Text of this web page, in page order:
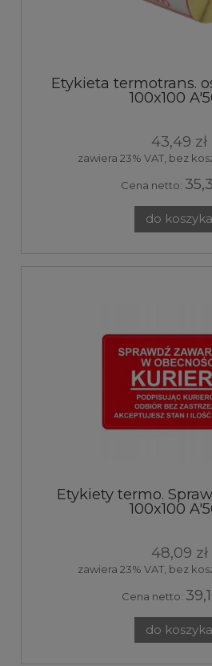
Etykieta termotrans.
100x100
43,49 zł
zawiera 23% VAT, bez
Cena netto:
do koszyka
Etykiety termo.
100x100
48,09 zł
zawiera 23% VAT, bez
Cena netto:
do koszyka